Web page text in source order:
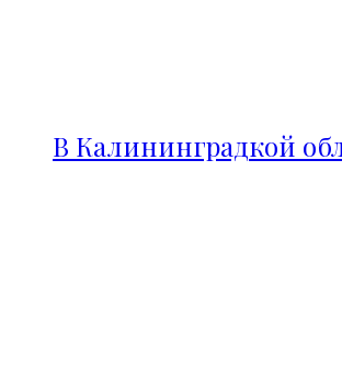
В Калининградкой